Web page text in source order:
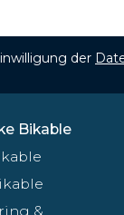
der
Bikable
&